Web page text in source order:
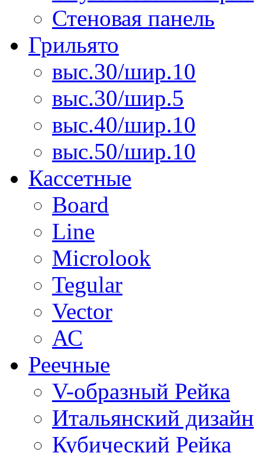
Стеновая панель
Грильято
выс.30/шир.10
выс.30/шир.5
выс.40/шир.10
выс.50/шир.10
Кассетные
Board
Line
Microlook
Tegular
Vector
АС
Реечные
V-образный Рейка
Итальянский дизайн
Кубический Рейка